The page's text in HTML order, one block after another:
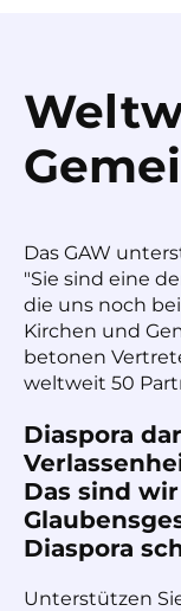
Das GAW
"Sie sind eine
die uns noch
Kirchen und
betonen
weltweit 50
Diaspora
Das sind
Diaspora
Unterstützen